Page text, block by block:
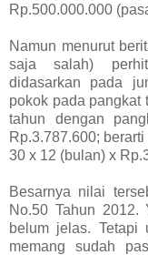
Rp.500.000.000
Namun menurut
saja salah)
didasarkan pada
pokok pada pangkat
tahun dengan
Rp.3.787.600;
30 x 12 (bulan) x
Besarnya nilai
No.50 Tahun
belum jelas. Tetapi
memang sudah